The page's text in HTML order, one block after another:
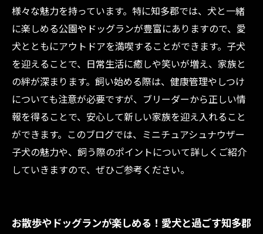
様々な魅力を持っています。特に知多郡では、犬と一緒
に楽しめる公園やドッグランが豊富にありますので、愛
犬とともにアウトドアを満喫することができます。子犬
を迎えることで、日常生活に癒しや笑いが増え、家族と
の絆が深まります。飼い始める際は、健康管理やしつけ
についても注意が必要ですが、ブリーダーから正しい情
報を得ることで、安心して新しい家族を迎え入れること
ができます。このブログでは、ミニチュアシュナウザー
子犬の魅力や、飼う際のポイントについて詳しくご紹介
していきますので、ぜひご参考ください。
お散歩やドッグランが楽しめる！愛犬と過ごす知多郡